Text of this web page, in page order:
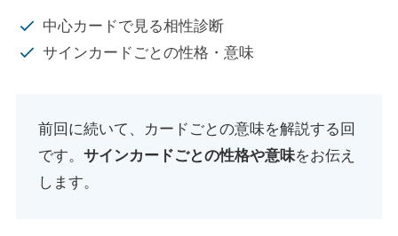
中心カードで見る相性診断
サインカードごとの性格・意味
前回に続いて、カードごとの意味を解説する回
です。サインカードごとの性格や意味をお伝え
します。